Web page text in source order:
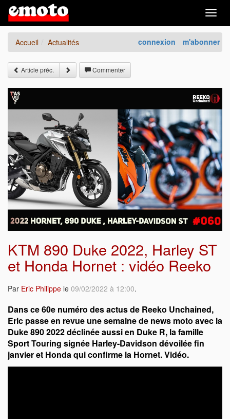
connexion m'abonner
Accueil Actualités
Article préc. Commenter
KTM 890 Duke 2022, Harley ST
et Honda Hornet : vidéo Reeko
Par Eric Philippe le 09/02/2022 à 12:00.
Dans ce 60e numéro des actus de Reeko Unchained,
Eric passe en revue une semaine de news moto avec la
Duke 890 2022 déclinée aussi en Duke R, la famille
Sport Touring signée Harley-Davidson dévoilée fin
janvier et Honda qui confirme la Hornet. Vidéo.